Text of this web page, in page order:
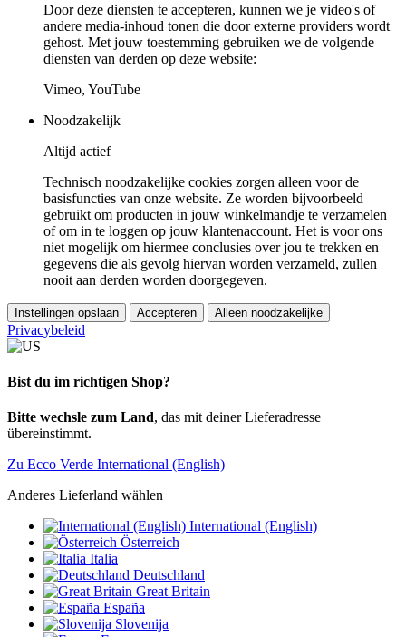
Door deze diensten te accepteren, kunnen we je video's of
andere media-inhoud tonen die door externe providers wordt
gehost. Met jouw toestemming gebruiken we de volgende
diensten van derden op deze website:
Vimeo, YouTube
Noodzakelijk
Altijd actief
Technisch noodzakelijke cookies zorgen alleen voor de
basisfuncties van onze website. Ze worden bijvoorbeeld
gebruikt om producten in jouw winkelmandje te verzamelen
of om in te loggen op jouw klantenaccount. Het is voor ons
niet mogelijk om hiermee conclusies over jou te trekken en
gegevens die als gevolg hiervan worden verzameld, zullen
nooit aan derden worden doorgegeven.
Instellingen opslaan Accepteren Alleen noodzakelijke
Privacybeleid
Bist du im richtigen Shop?
Bitte wechsle zum Land, das mit deiner Lieferadresse
übereinstimmt.
Zu Ecco Verde International (English)
Anderes Lieferland wählen
International (English)
Österreich
Italia
Deutschland
Great Britain
España
Slovenija